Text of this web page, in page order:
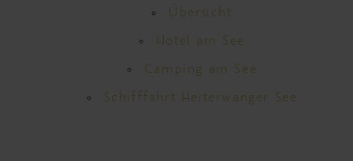
Übersicht
Hotel am See
Camping am See
Schifffahrt Heiterwanger See